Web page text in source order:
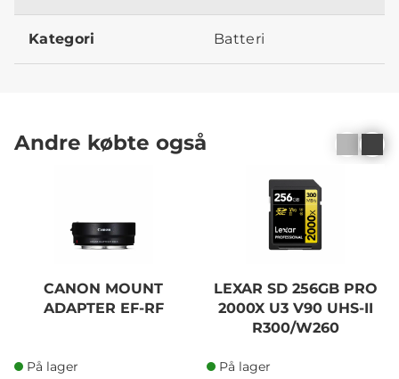
Kategori Batteri
Andre købte også
CANON MOUNT
ADAPTER EF-RF
På lager
LEXAR SD 256GB PRO
2000X U3 V90 UHS-II
R300/W260
På lager